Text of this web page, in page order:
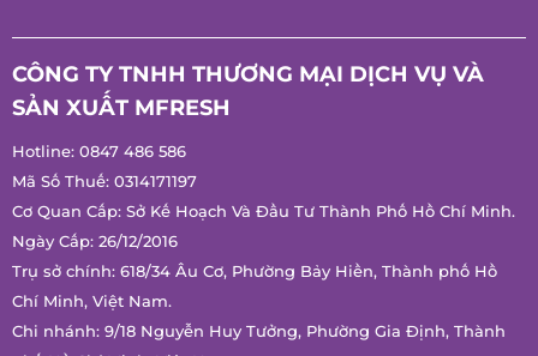
CÔNG TY TNHH THƯƠNG MẠI DỊCH VỤ VÀ
SẢN XUẤT MFRESH
Hotline: 0847 486 586
Mã Số Thuế: 0314171197
Cơ Quan Cấp: Sở Kế Hoạch Và Đầu Tư Thành Phố Hồ Chí
Minh.
Ngày Cấp: 26/12/2016
Trụ sở chính: 618/34 Âu Cơ, Phường Bảy Hiền, Thành phố Hồ
Chí Minh, Việt Nam.